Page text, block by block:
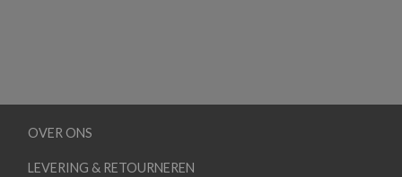
OVER ONS
LEVERING & RETOURNEREN